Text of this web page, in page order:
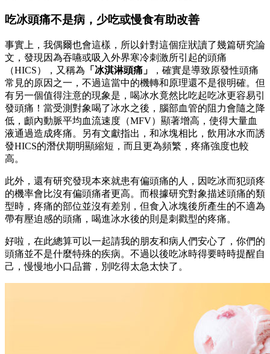
吃冰頭痛不是病，少吃或慢食有助改善
事實上，我偶爾也會這樣，所以針對這個症狀讀了幾篇研究論
文，發現因為吞嚥或吸入外界寒冷刺激所引起的頭痛
（HICS），又稱為 「冰淇淋頭痛」
，確實是導致原發性頭痛
常見的原因之一，不過這當中的機轉和原理還不是很明確。但
有另一個值得注意的現象是，喝冰水竟然比吃起吃冰更容易引
發頭痛！當受測對象喝了冰水之後，腦部血管的阻力會隨之降
低，顱內動脈平均血流速度（MFV）顯著增高，使得大量血
液通過造成疼痛。另有文獻指出，和冰塊相比，飲用冰水而誘
發HICS的潛伏期明顯縮短，而且更為頻繁，疼痛強度也較
高。
此外，還有研究發現本來就患有偏頭痛的人，因吃冰而犯頭疼
的機率會比沒有偏頭痛者更高。而根據研究對象描述頭痛的類
型時，疼痛的部位並沒有差別，但食入冰塊後所產生的不適為
帶有壓迫感的頭痛，喝進冰水後的則是刺戳型的疼痛。
好啦，在此總算可以一起請我的朋友和病人們安心了，你們的
頭痛並不是什麼特殊的疾病。不過以後吃冰時得要時時提醒自
己，慢慢地小口品嘗，別吃得太急太快了。